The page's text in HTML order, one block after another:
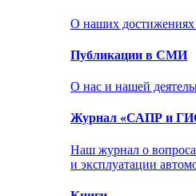
О наших достижениях
Публикации в СМИ
О нас и нашей
Журнал «САПР и
Наш журнал о
и эксплуатации